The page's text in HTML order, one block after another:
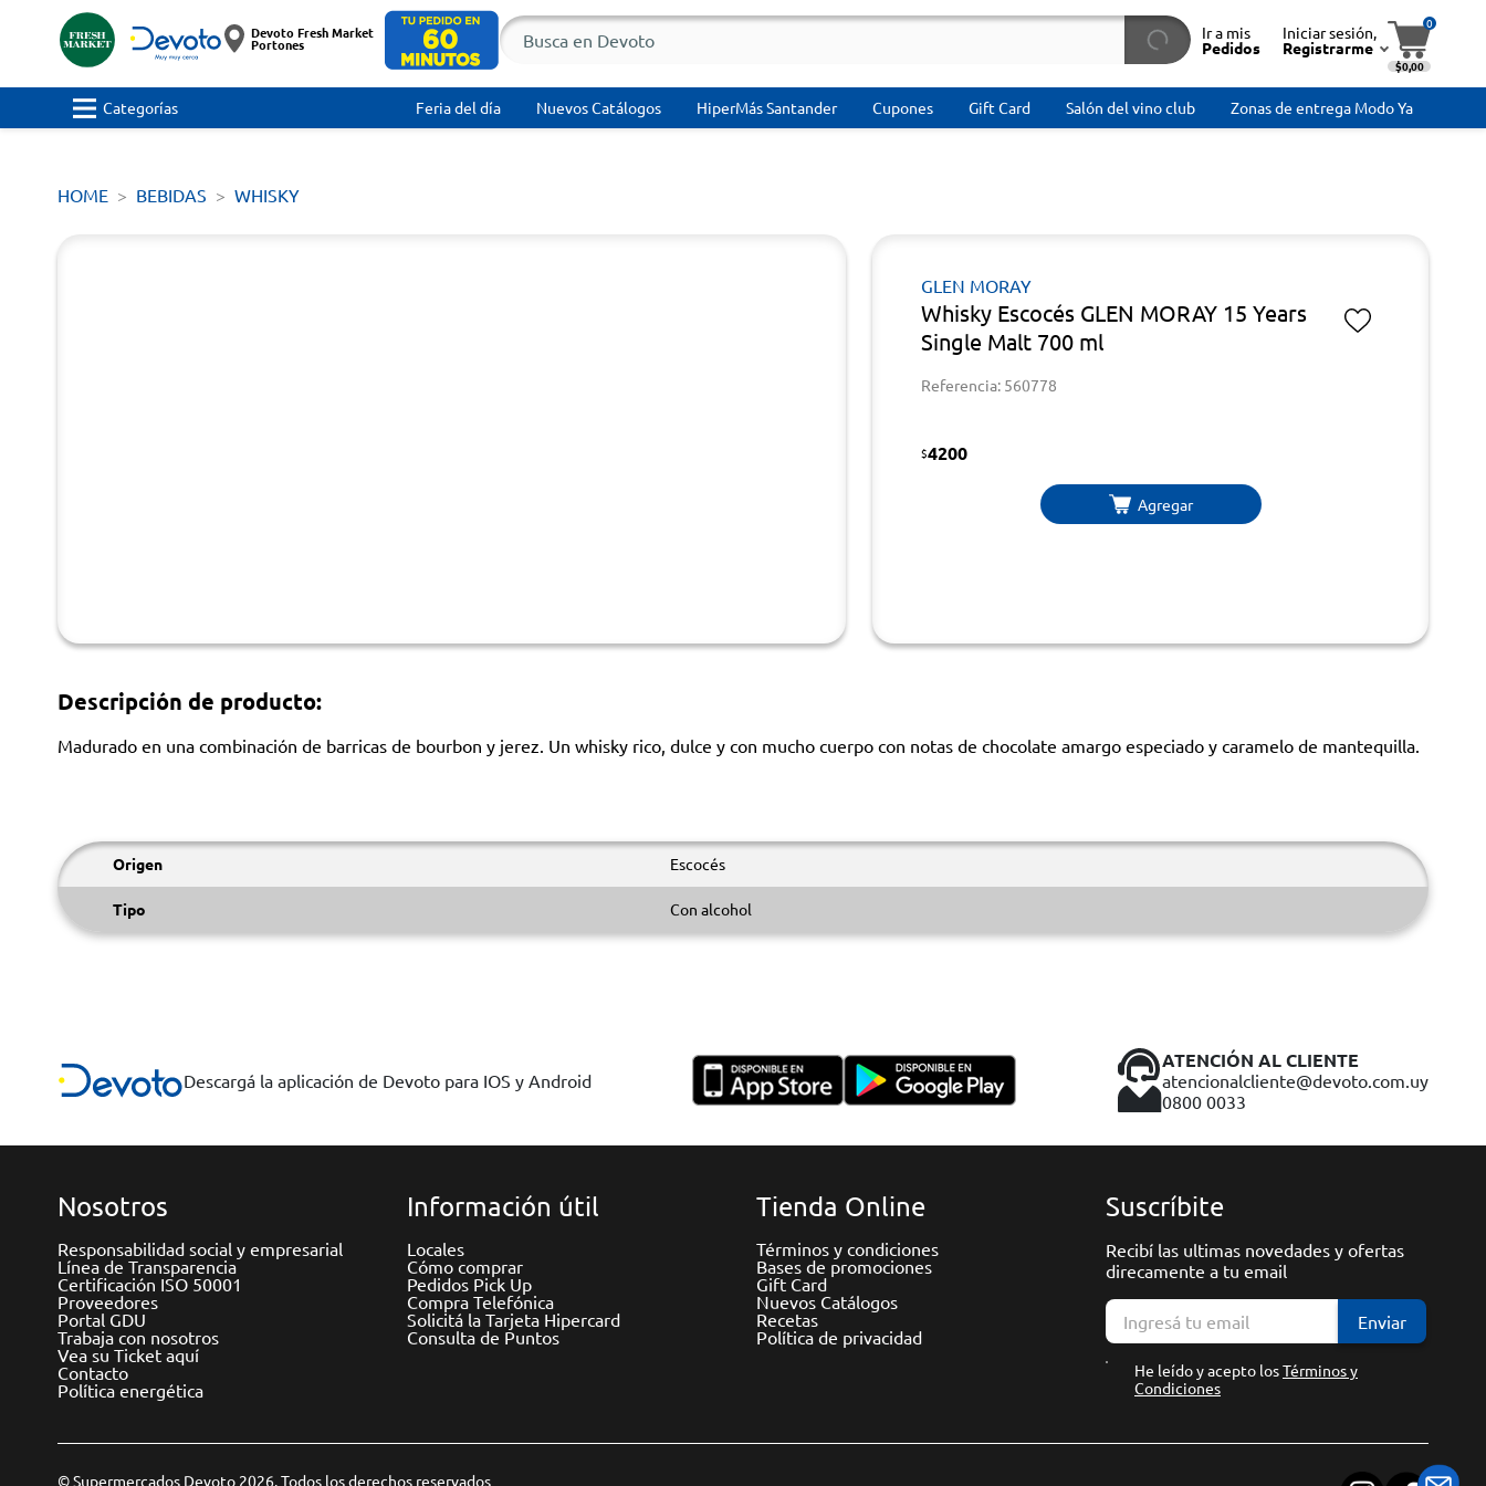
Devoto Fresh Market
Portones
Ir a mis
Pedidos
Iniciar sesión,
Registrarme
0
$0,00
Categorías Feria del día Nuevos Catálogos HiperMás Santander Cupones Gift Card Salón del vino club Zonas de entrega Modo Ya
HOME BEBIDAS WHISKY
GLEN MORAY
Whisky Escocés GLEN MORAY 15 Years
Single Malt 700 ml
Referencia: 560778
$4200
Agregar
Descripción de producto:
Madurado en una combinación de barricas de bourbon y jerez. Un whisky rico, dulce y con mucho cuerpo con notas de chocolate amargo especiado y caramelo de mantequilla.
Origen Escocés
Tipo Con alcohol
Descargá la aplicación de Devoto para IOS y Android
ATENCIÓN AL CLIENTE
atencionalcliente@devoto.com.uy
0800 0033
Nosotros
Responsabilidad social y empresarial
Línea de Transparencia
Certificación ISO 50001
Proveedores
Portal GDU
Trabaja con nosotros
Vea su Ticket aquí
Contacto
Política energética
Información útil
Locales
Cómo comprar
Pedidos Pick Up
Compra Telefónica
Solicitá la Tarjeta Hipercard
Consulta de Puntos
Tienda Online
Términos y condiciones
Bases de promociones
Gift Card
Nuevos Catálogos
Recetas
Política de privacidad
Suscríbite
Recibí las ultimas novedades y ofertas
direcamente a tu email
Enviar
He leído y acepto losTérminos y
Condiciones
© Supermercados Devoto 2026. Todos los derechos reservados